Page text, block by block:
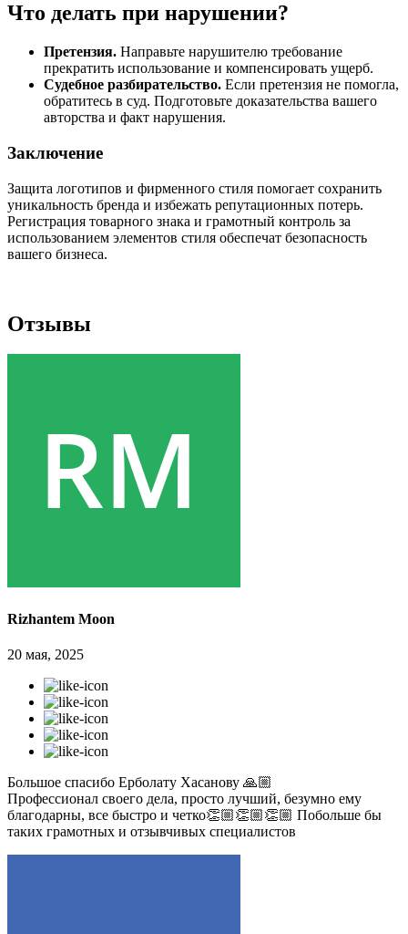
Что делать при нарушении?
Претензия. Направьте нарушителю требование
прекратить использование и компенсировать ущерб.
Судебное разбирательство. Если претензия не помогла,
обратитесь в суд. Подготовьте доказательства вашего
авторства и факт нарушения.
Заключение
Защита логотипов и фирменного стиля помогает сохранить
уникальность бренда и избежать репутационных потерь.
Регистрация товарного знака и грамотный контроль за
использованием элементов стиля обеспечат безопасность
вашего бизнеса.
Отзывы
Rizhantem Moon
20 мая, 2025
Большое спасибо Ерболату Хасанову 🙏🏼
Профессионал своего дела, просто лучший, безумно ему
благодарны, все быстро и четко👏🏼👏🏼👏🏼 Побольше бы
таких грамотных и отзывчивых специалистов